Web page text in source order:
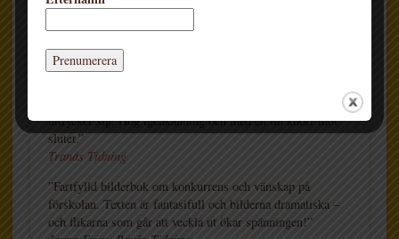
RECENSIONER
smart skriven – nära på formulerad som ett barn tänker och
uttrycker sig. Hög igenkänning och med en fin knorr mot
slutet.”
Tranås Tidning
”Fartfylld bilderbok om konkurrens och vänskap på
förskolan. Texten är fantasifull och bilderna dramatiska –
och flikarna som går att veckla ut ökar spänningen!”